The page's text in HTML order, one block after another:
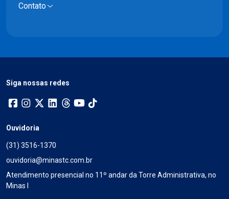
Contato
Siga nossas redes
Ouvidoria
(31) 3516-1370
ouvidoria@minastc.com.br
Atendimento presencial no 11º andar da Torre Administrativa, no
Minas I